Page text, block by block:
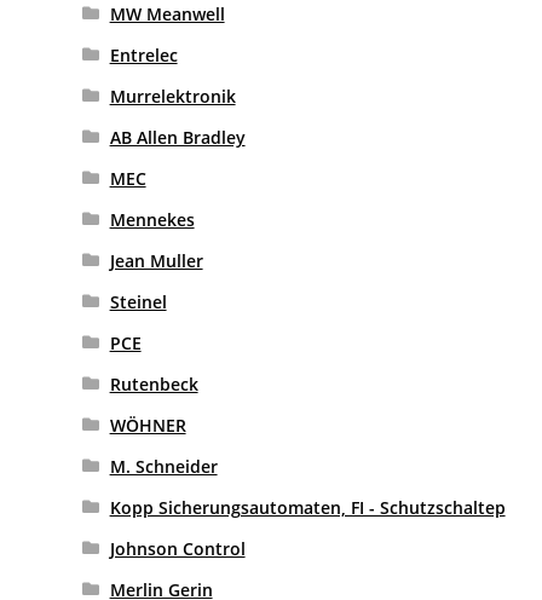
MW Meanwell
Entrelec
Murrelektronik
AB Allen Bradley
MEC
Mennekes
Jean Muller
Steinel
PCE
Rutenbeck
WÖHNER
M. Schneider
Kopp Sicherungsautomaten, FI - Schutzschaltep
Johnson Control
Merlin Gerin